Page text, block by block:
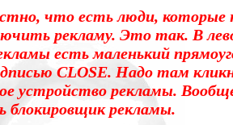
что есть люди, которые
рекламу. Это так. В
есть маленький
CLOSE. Надо там
устройство рекламы.
блокировщик рекламы.